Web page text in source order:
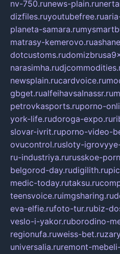
nv-750.runews-plain.ru
dizfiles.ruyoutubefree.ru
planeta-samara.ru
matrasy-kemerovo.ru
dotcustoms.ru
narasimha.ru
newsplain.rucardvoice.ru
gbget.rualfeihavsalnassr.ru
petrovkasports.ruporno-
york-life.rudoroga-expo.ru
slovar-ivrit.ruporno-video-
ovucontrol.rusloty-
ru-industriya.rurusskoe-
belgorod-day.rudigilith.ru
medic-today.rutaksu.ru
teensvoice.ruimgsharing.ru
eva-elfie.rufoto-tur.rubiz-
veslo-i-yakor.ruborodino-
regionufa.ruweiss-bet.ru
universalia.ruremont-